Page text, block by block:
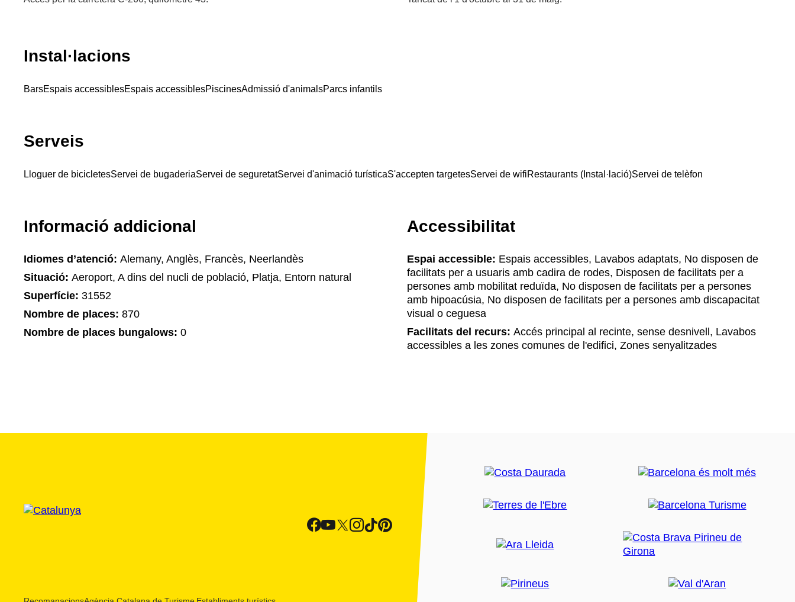
Instal·lacions
BarsEspais accessiblesEspais accessiblesPiscinesAdmissió d'animalsParcs infantils
Serveis
Lloguer de bicicletesServei de bugaderiaServei de seguretatServei d'animació turísticaS'accepten targetesServei de wifiRestaurants (Instal·lació)Servei de telèfon
Informació addicional
Idiomes d’atenció: Alemany, Anglès, Francès, Neerlandès
Situació: Aeroport, A dins del nucli de població, Platja, Entorn natural
Superfície: 31552
Nombre de places: 870
Nombre de places bungalows: 0
Accessibilitat
Espai accessible: Espais accessibles, Lavabos adaptats, No disposen de
facilitats per a usuaris amb cadira de rodes, Disposen de facilitats per a
persones amb mobilitat reduïda, No disposen de facilitats per a persones
amb hipoacúsia, No disposen de facilitats per a persones amb discapacitat
visual o ceguesa
Facilitats del recurs: Accés principal al recinte, sense desnivell, Lavabos
accessibles a les zones comunes de l'edifici, Zones senyalitzades